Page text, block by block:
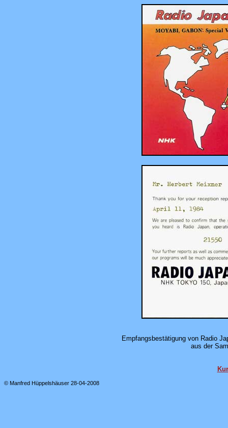
Empfangsbestätigung von Radio
aus der
© Manfred Hüppelshäuser 28-04-2008